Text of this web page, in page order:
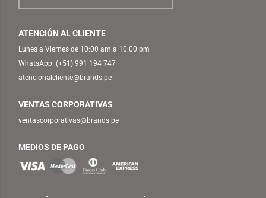
ATENCIÓN AL CLIENTE
Lunes a Viernes de 10:00 am a 10:00 pm
WhatsApp: (+51) 991 194 747
atencionalcliente@brands.pe
VENTAS CORPORATIVAS
ventascorporativas@brands.pe
MEDIOS DE PAGO